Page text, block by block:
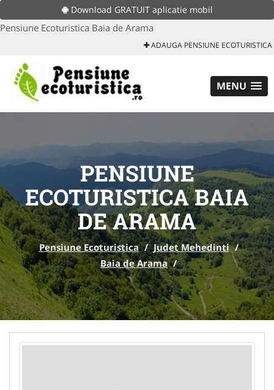
Download GRATUIT aplicatie mobil
Pensiune Ecoturistica Baia de Arama
ADAUGA PENSIUNE ECOTURISTICA
MENU
PENSIUNE
ECOTURISTICA BAIA
DE ARAMA
Pensiune Ecoturistica / Judet Mehedinti /
Baia de Arama /